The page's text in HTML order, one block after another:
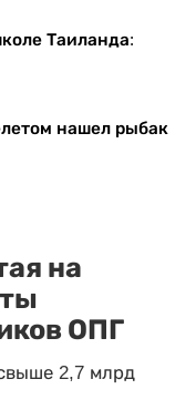
Таиланда:
нашел рыбак
на
ОПГ
2,7 млрд